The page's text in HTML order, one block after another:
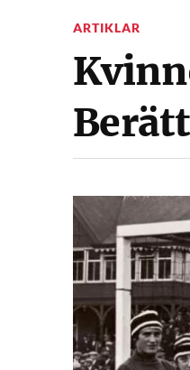
ARTIKLAR